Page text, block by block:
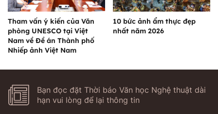
Tham vấn ý kiến của Văn
phòng UNESCO tại Việt
Nam về Đề án Thành phố
Nhiếp ảnh Việt Nam
10 bức ảnh ẩm thực đẹp
nhất năm 2026
Bạn đọc đặt Thời báo Văn học Nghệ thuật dài
hạn vui lòng để lại thông tin